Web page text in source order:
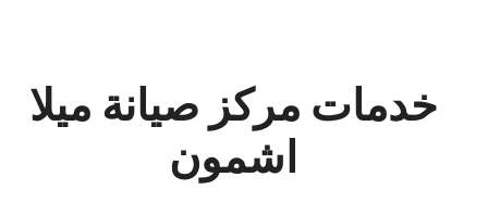
خدمات مركز صيانة ميلا
اشمون